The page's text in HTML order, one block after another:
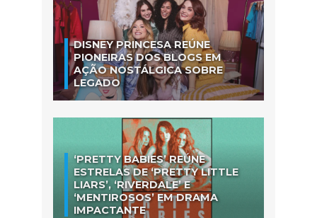
DISNEY PRINCESA REÚNE
PIONEIRAS DOS BLOGS EM
AÇÃO NOSTÁLGICA SOBRE
LEGADO
‘PRETTY BABIES’ REÚNE
ESTRELAS DE ‘PRETTY LITTLE
LIARS’, ‘RIVERDALE’ E
‘MENTIROSOS’ EM DRAMA
IMPACTANTE